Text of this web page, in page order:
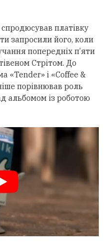
платівку
запросили його, коли
попередніх п’яти
Стрітом. До
«Tender» і «Coffee &
порівнював роль
альбомом із роботою